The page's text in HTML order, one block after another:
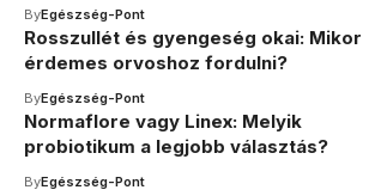
ByEgészség-Pont
Rosszullét és gyengeség okai: Mikor
érdemes orvoshoz fordulni?
ByEgészség-Pont
Normaflore vagy Linex: Melyik
probiotikum a legjobb választás?
ByEgészség-Pont